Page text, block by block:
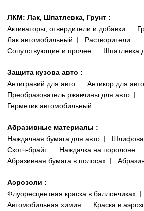
ЛКМ: Лак, Шпатлевка, Грунт :
Активаторы, отвердители и добавки
Лак автомобильный
Растворители
Сопутствующие и прочее
Шпатлевка
Защита кузова авто :
Антигравий для авто
Антикор для авто
Преобразователь ржавчины для авто
Герметик автомобильный
Абразивные материалы :
Наждачная бумага для авто
Скотч-брайт
Наждачка на поролоне
Абразивная бумага в полосах
Аэрозоли :
Флуоресцентная краска в баллончиках
Автомобильная химия
Краска в